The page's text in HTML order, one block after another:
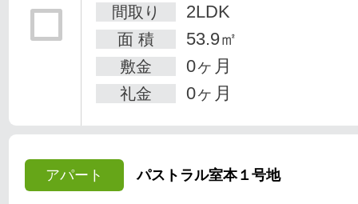
間取り
2LDK
面 積 53.9㎡
敷金 0ヶ月
礼金 0ヶ月
アパート パストラル室本１号地